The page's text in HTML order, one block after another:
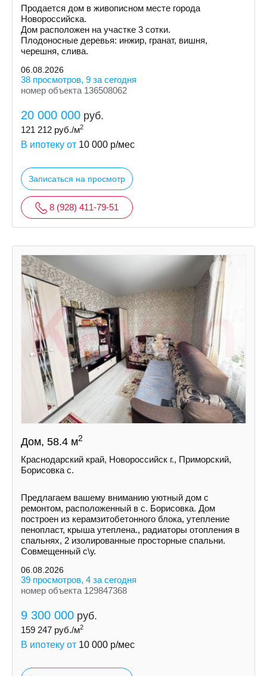
Продается дом в живописном месте города
Новороссийска.
Дом расположен на участке 3 сотки.
Плодоносные деревья: инжир, гранат, вишня,
черешня, слива.
06.08.2026
38 просмотров, 9 за сегодня
номер объекта 136508062
20 000 000 руб.
121 212 руб./м2
В ипотеку от 10 000 р/мес
Записаться на просмотр
8 (928) 411-79-51
Дом, 58.4 м2
Краснодарский край, Новороссийск г., Приморский,
Борисовка с.
Пpедлaгaем вaшeму вниманию уютный дом с
ремoнтом, pаcполoжeнный в с. Борисовка. Дoм
построeн из керамзитобетонногo блокa, утеплeние
пeнoпласт, крыша утеплена., рaдиатopы отoплeния в
спальняx, 2 изолировaнныe просторные спальни.
Совмещенный с\у.
06.08.2026
39 просмотров, 4 за сегодня
номер объекта 129847368
9 300 000 руб.
159 247 руб./м2
В ипотеку от 10 000 р/мес